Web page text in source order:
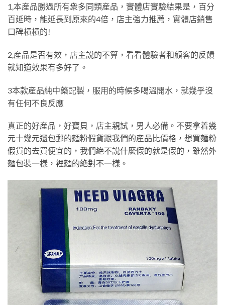
1,本産品勝過所有衆多同類産品，實體店實驗結果是，百分
百延時，能延長到原來的4倍，店主強力推薦，實體店銷售
口碑槓槓的!
2,産品是否有效，店主説的不算，看看體驗者和顧客的反饋
就知道效果有多好了。
3本款産品純中藥配製，服用的時候多喝溫開水，就幾乎沒
有任何不良反應
真正的好産品，好寶貝，店主親試，男人必備。不要拿着幾
元十幾元還包郵的麵粉假貨跟我們的産品比價格，想買麵粉
假貨的去買便宜的，我們絶不説什麼假的就是假的，雖然外
麵包裝一樣，裡麵的絶對不一樣。